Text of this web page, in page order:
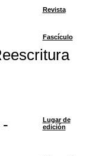
Revista
Fascículo
Lugar de
edición